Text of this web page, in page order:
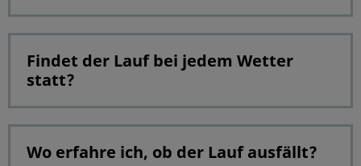
Findet der Lauf bei jedem Wetter
statt?
Wo erfahre ich, ob der Lauf ausfällt?